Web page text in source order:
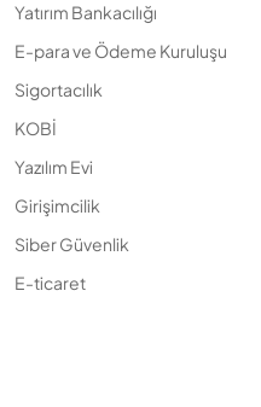
Yatırım Bankacılığı
E-para ve Ödeme Kuruluşu
Sigortacılık
KOBİ
Yazılım Evi
Girişimcilik
Siber Güvenlik
E-ticaret